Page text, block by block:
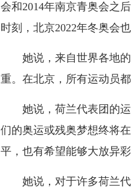
会和2014年南京青奥会之
时刻，北京2022年冬奥会也
她说，来自世界各地的
重。在北京，所有运动员都
她说，荷兰代表团的运
们的奥运或残奥梦想终将
平，也有希望能够大放异彩
她说，对于许多荷兰代